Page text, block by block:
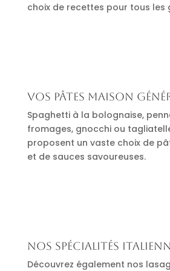
choix de recettes pour tous les
Vos pâtes maison
Spaghetti à la bolognaise,
fromages, gnocchi ou
proposent un vaste choix de
et de sauces savoureuses.
Nos spécialités
Découvrez également nos